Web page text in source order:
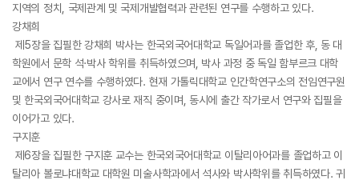
지역의 정치, 국제관계 및 국제개발협력과 관련된 연구를 수행하고 있다.
강채희
제5장을 집필한 강채희 박사는 한국외국어대학교 독일어과를 졸업한 후, 동 대
학원에서 문학 석·박사 학위를 취득하였으며, 박사 과정 중 독일 함부르크 대학
교에서 연구 연수를 수행하였다. 현재 가톨릭대학교 인간학연구소의 전임연구원
및 한국외국어대학교 강사로 재직 중이며, 동시에 출간 작가로서 연구와 집필을
이어가고 있다.
구지훈
제6장을 집필한 구지훈 교수는 한국외국어대학교 이탈리아어과를 졸업하고 이
탈리아 볼로냐대학교 대학원 미술사학과에서 석사와 박사학위를 취득하였다. 귀